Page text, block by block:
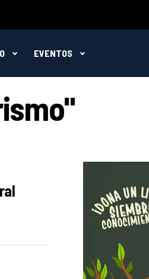
EVENTOS